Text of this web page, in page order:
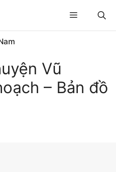
Menu
Vũ
– Bản đồ